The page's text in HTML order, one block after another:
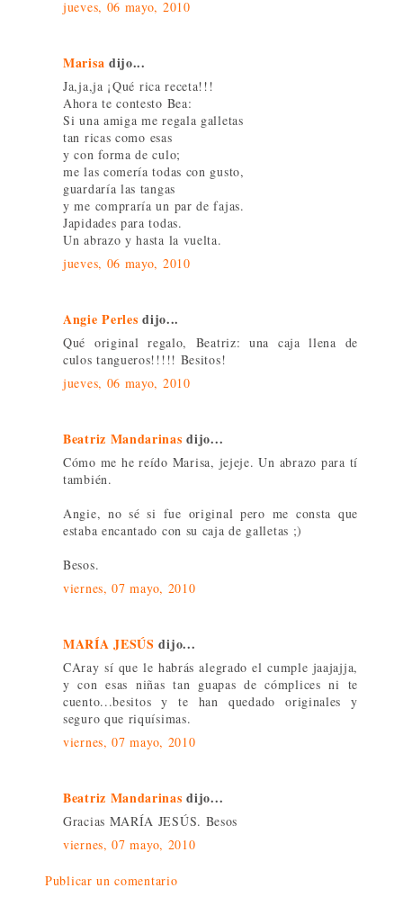
jueves, 06 mayo, 2010
Marisa dijo...
Ja,ja,ja ¡Qué rica receta!!!
Ahora te contesto Bea:
Si una amiga me regala galletas
tan ricas como esas
y con forma de culo;
me las comería todas con gusto,
guardaría las tangas
y me compraría un par de fajas.
Japidades para todas.
Un abrazo y hasta la vuelta.
jueves, 06 mayo, 2010
Angie Perles dijo...
Qué original regalo, Beatriz: una caja llena de
culos tangueros!!!!! Besitos!
jueves, 06 mayo, 2010
Beatriz Mandarinas dijo...
Cómo me he reído Marisa, jejeje. Un abrazo para tí
también.
Angie, no sé si fue original pero me consta que
estaba encantado con su caja de galletas ;)
Besos.
viernes, 07 mayo, 2010
MARÍA JESÚS dijo...
CAray sí que le habrás alegrado el cumple jaajajja,
y con esas niñas tan guapas de cómplices ni te
cuento...besitos y te han quedado originales y
seguro que riquísimas.
viernes, 07 mayo, 2010
Beatriz Mandarinas dijo...
Gracias MARÍA JESÚS. Besos
viernes, 07 mayo, 2010
Publicar un comentario